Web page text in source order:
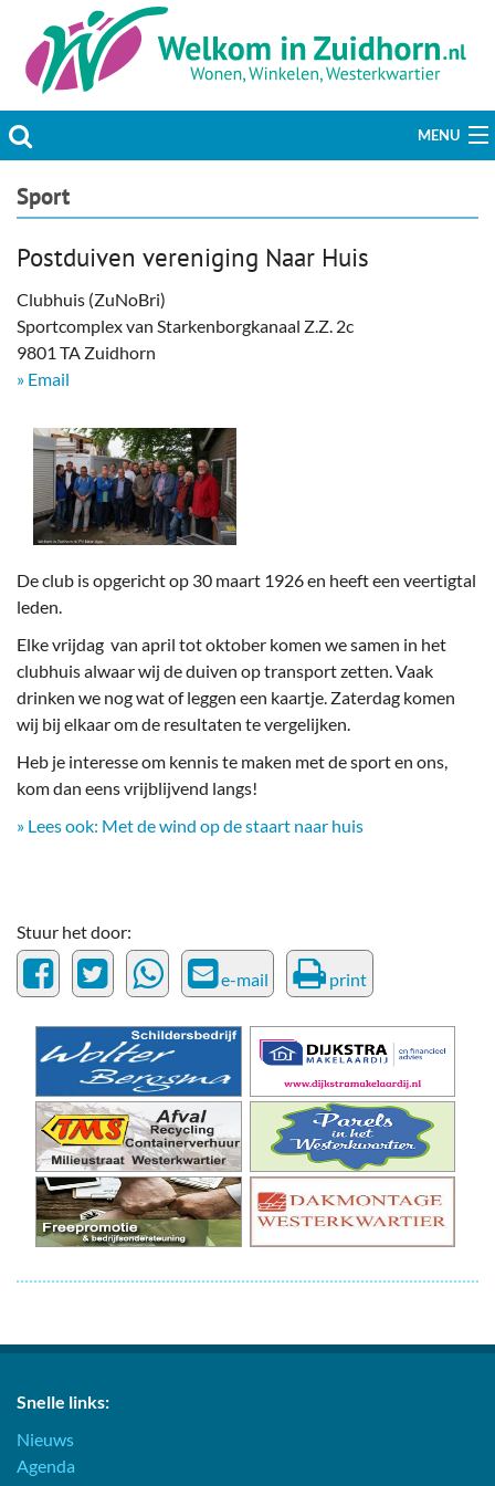
MENU
Actueel
Welzijn & Maatschappij
Bedrijven
Plaats bericht
Sport
Postduiven vereniging Naar Huis
Clubhuis (ZuNoBri)
Sportcomplex van Starkenborgkanaal Z.Z. 2c
9801 TA Zuidhorn
» Email
De club is opgericht op 30 maart 1926 en heeft een veertigtal
leden.
Elke vrijdag van april tot oktober komen we samen in het
clubhuis alwaar wij de duiven op transport zetten. Vaak
drinken we nog wat of leggen een kaartje. Zaterdag komen
wij bij elkaar om de resultaten te vergelijken.
Heb je interesse om kennis te maken met de sport en ons,
kom dan eens vrijblijvend langs!
» Lees ook: Met de wind op de staart naar huis
Stuur het door:
e-mail print
Snelle links:
Nieuws
Agenda